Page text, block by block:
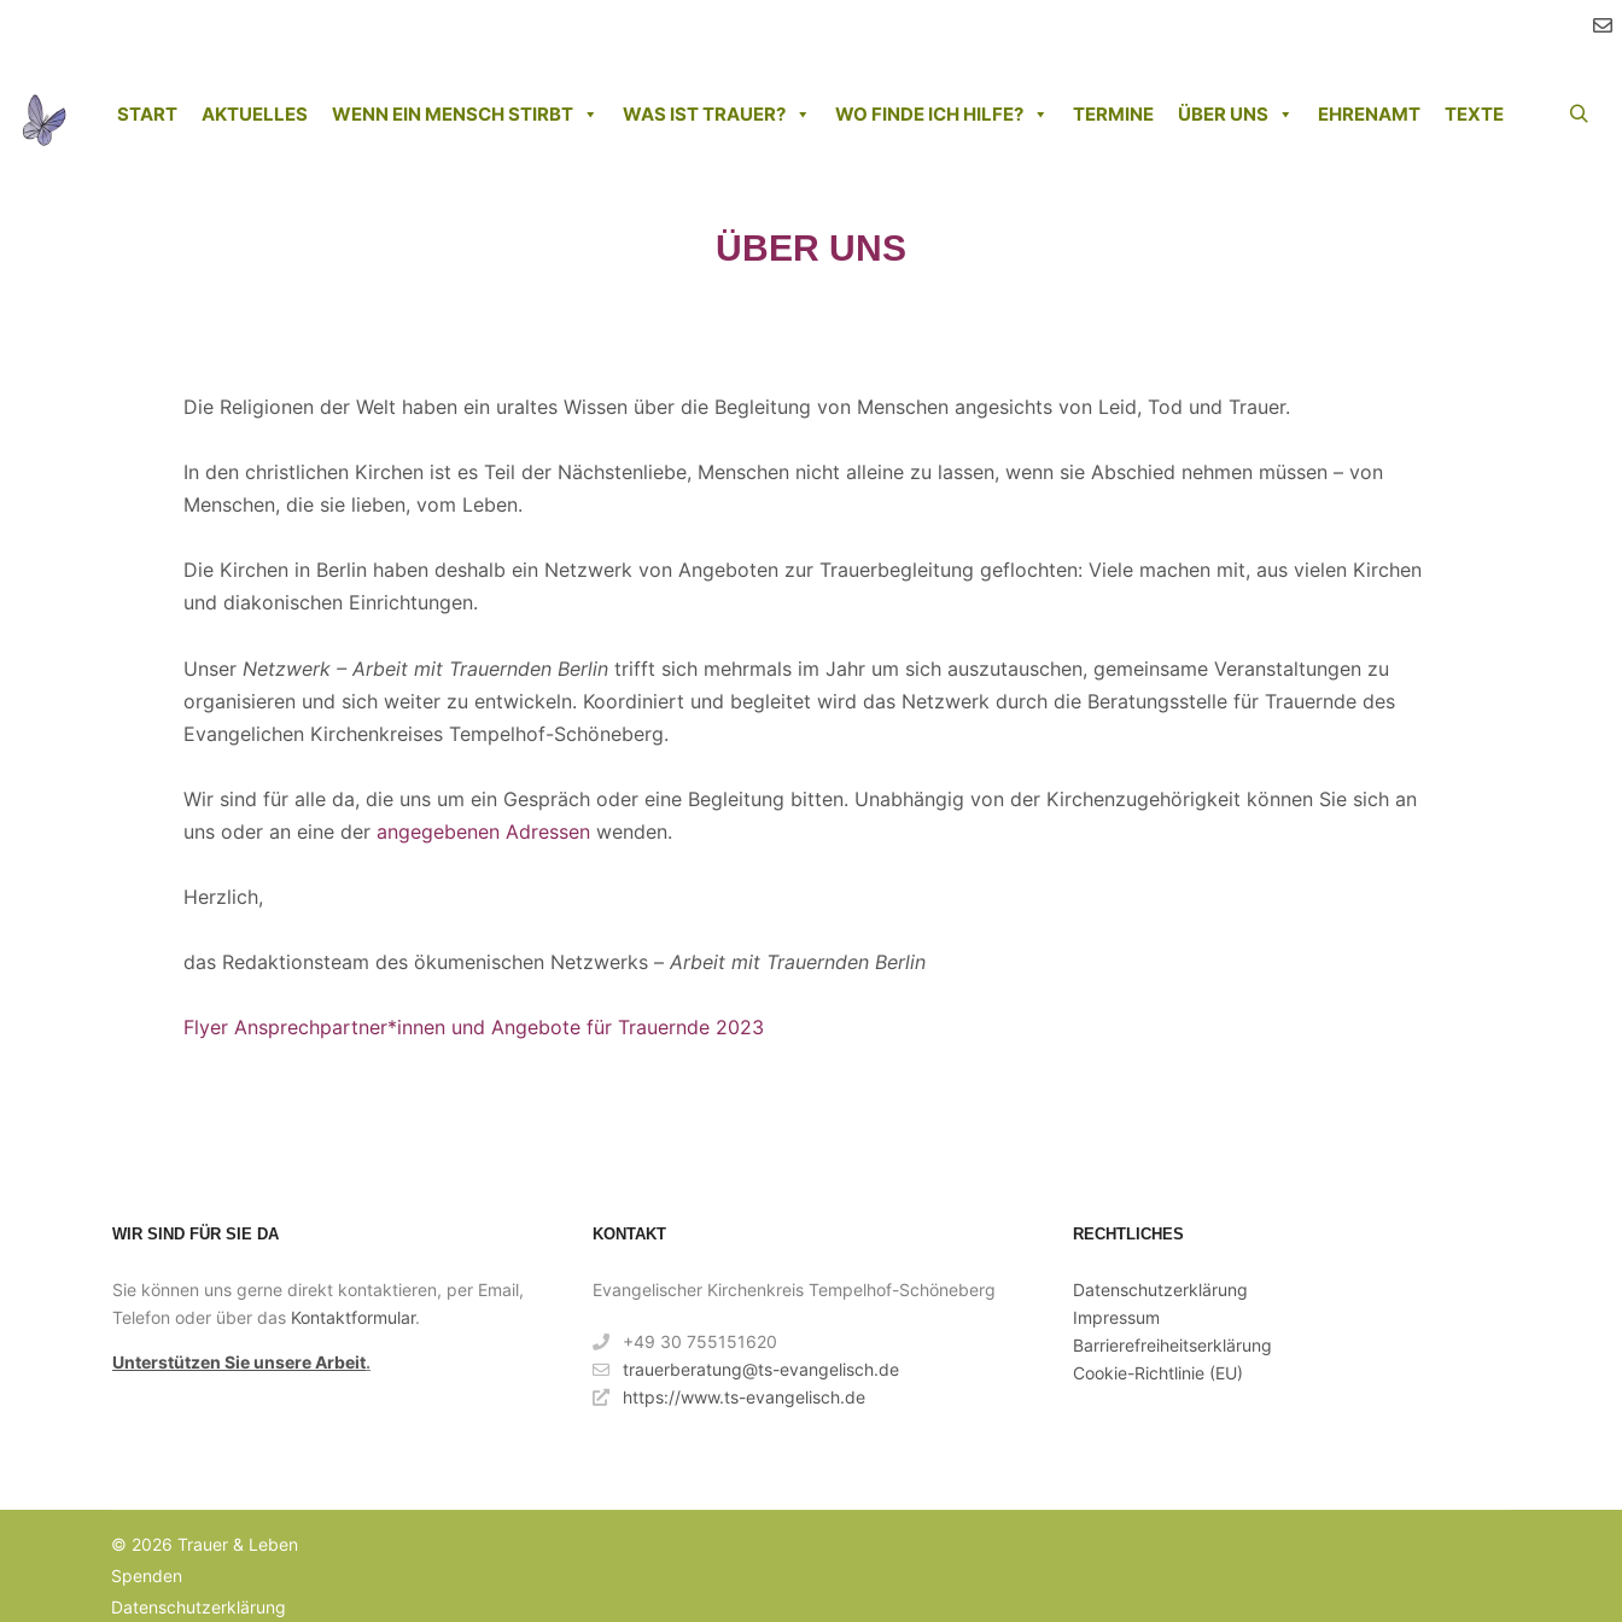
START AKTUELLES WENN EIN MENSCH STIRBT WAS IST TRAUER? WO FINDE ICH HILFE? TERMINE ÜBER UNS EHRENAMT TEXTE
ÜBER UNS
Die Religionen der Welt haben ein uraltes Wissen über die Begleitung von Menschen angesichts von Leid, Tod und Trauer.
In den christlichen Kirchen ist es Teil der Nächstenliebe, Menschen nicht alleine zu lassen, wenn sie Abschied nehmen müssen – von
Menschen, die sie lieben, vom Leben.
Die Kirchen in Berlin haben deshalb ein Netzwerk von Angeboten zur Trauerbegleitung geflochten: Viele machen mit, aus vielen Kirchen
und diakonischen Einrichtungen.
Unser Netzwerk – Arbeit mit Trauernden Berlin trifft sich mehrmals im Jahr um sich auszutauschen, gemeinsame Veranstaltungen zu
organisieren und sich weiter zu entwickeln. Koordiniert und begleitet wird das Netzwerk durch die Beratungsstelle für Trauernde des
Evangelichen Kirchenkreises Tempelhof-Schöneberg.
Wir sind für alle da, die uns um ein Gespräch oder eine Begleitung bitten. Unabhängig von der Kirchenzugehörigkeit können Sie sich an
uns oder an eine der angegebenen Adressen wenden.
Herzlich,
das Redaktionsteam des ökumenischen Netzwerks – Arbeit mit Trauernden Berlin
Flyer Ansprechpartner*innen und Angebote für Trauernde 2023
WIR SIND FÜR SIE DA
Sie können uns gerne direkt kontaktieren, per Email,
Telefon oder über das Kontaktformular.
Unterstützen Sie unsere Arbeit.
KONTAKT
Evangelischer Kirchenkreis Tempelhof-Schöneberg
+49 30 755151620
trauerberatung@ts-evangelisch.de
https://www.ts-evangelisch.de
RECHTLICHES
Datenschutzerklärung
Impressum
Barrierefreiheitserklärung
Cookie-Richtlinie (EU)
© 2026 Trauer & Leben
Spenden
Datenschutzerklärung